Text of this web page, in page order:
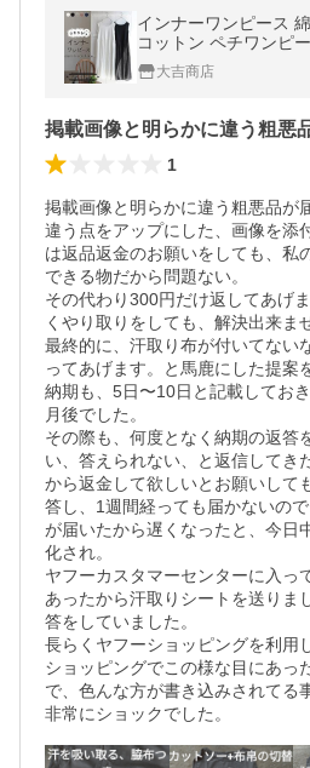
インナーワンピース
コットン ペチワンピ
2200401 母の日 ギフト
大吉商店
1
掲載画像と明らかに違う粗悪品が
違う点をアップにした、画像を添
は返品返金のお願いをしても、私
できる物だから問題ない。
その代わり300円だけ返してあげ
くやり取りをしても、解決出来ま
最終的に、汗取り布が付いてない
ってあげます。と馬鹿にした提案
納期も、5日〜10日と記載してお
月後でした。
その際も、何度となく納期の返答
い、答えられない、と返信してき
から返金して欲しいとお願いして
答し、1週間経っても届かないの
が届いたから遅くなったと、今日
化され。
ヤフーカスタマーセンターに入っ
あったから汗取りシートを送りま
答をしていました。
長らくヤフーショッピングを利用
ショッピングでこの様な目にあっ
で、色んな方が書き込みされてる
非常にショックでした。